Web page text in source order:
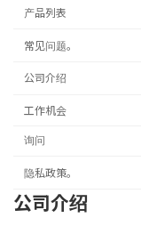
产品列表
常见问题。
公司介绍
工作机会
询问
隐私政策。
公司介绍